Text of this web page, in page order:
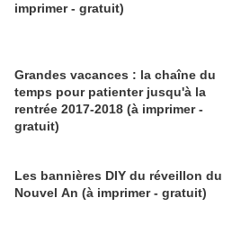
imprimer - gratuit)
Grandes vacances : la chaîne du
temps pour patienter jusqu'à la
rentrée 2017-2018 (à imprimer -
gratuit)
Les bannières DIY du réveillon du
Nouvel An (à imprimer - gratuit)